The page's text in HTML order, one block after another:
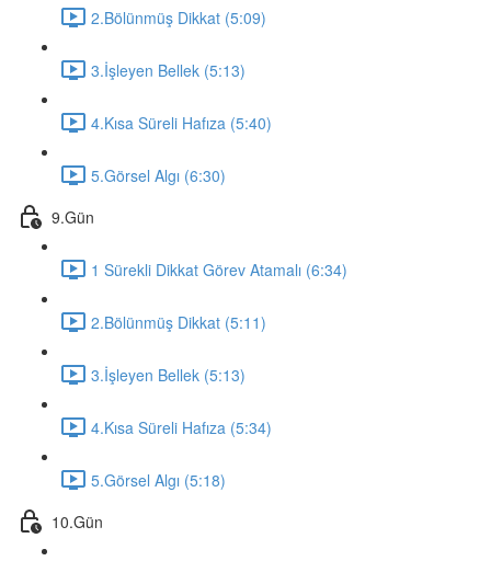
2.Bölünmüş Dikkat (5:09)
3.İşleyen Bellek (5:13)
4.Kısa Süreli Hafıza (5:40)
5.Görsel Algı (6:30)
9.Gün
1 Sürekli Dikkat Görev Atamalı (6:34)
2.Bölünmüş Dikkat (5:11)
3.İşleyen Bellek (5:13)
4.Kısa Süreli Hafıza (5:34)
5.Görsel Algı (5:18)
10.Gün